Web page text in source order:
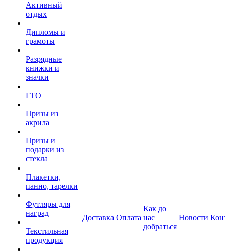
Активный
отдых
Дипломы и
грамоты
Разрядные
книжки и
значки
ГТО
Призы из
акрила
Призы и
подарки из
стекла
Плакетки,
панно, тарелки
Футляры для
наград
Текстильная
продукция
Доставка Оплата
Как до
нас
добраться
Новости